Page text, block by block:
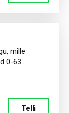
mille
0-63...
Telli